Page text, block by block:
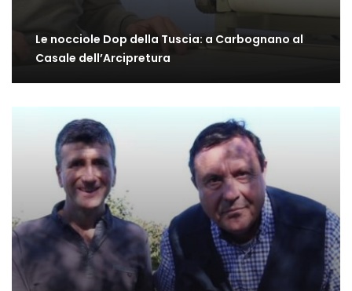
Le nocciole Dop della Tuscia: a Carbognano al
Casale dell’Arcipretura